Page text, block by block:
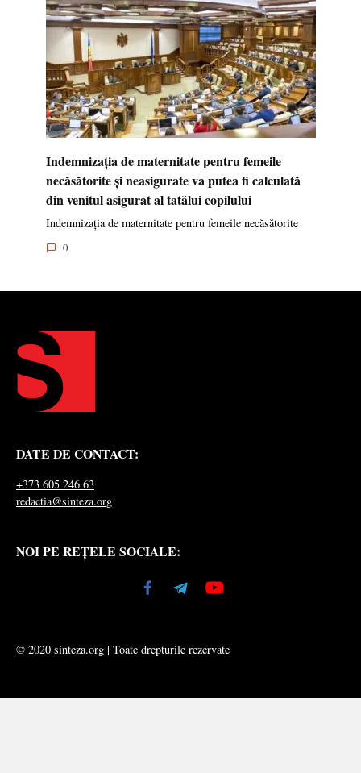
Indemnizația de maternitate pentru femeile
necăsătorite și neasigurate va putea fi calculată
din venitul asigurat al tatălui copilului
Indemnizația de maternitate pentru femeile necăsătorite
0
DATE DE CONTACT:
+373 605 246 63
redactia@sinteza.org
NOI PE REȚELE SOCIALE:
© 2020 sinteza.org | Toate drepturile rezervate